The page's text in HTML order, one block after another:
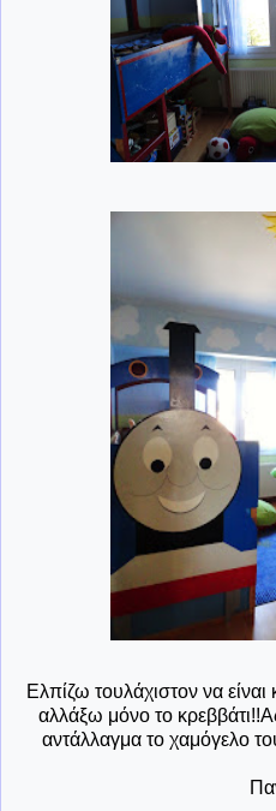
Ελπίζω τουλάχιστον να
αλλάξω μόνο το
αντάλλαγμα το χαμόγελο